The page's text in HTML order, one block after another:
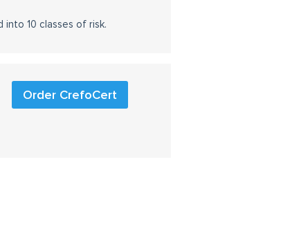
10 classes of risk.
Order CrefoCert